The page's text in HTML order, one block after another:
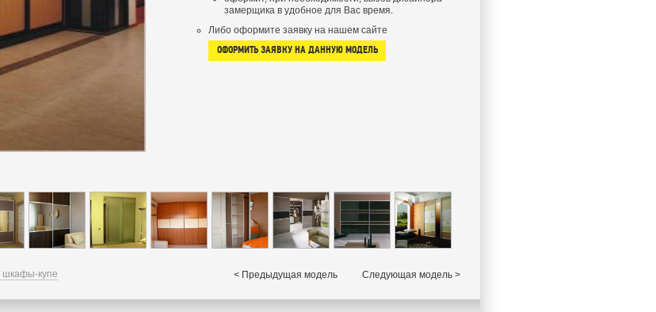
замерщика в удобное для Вас время.
Либо оформите заявку на нашем сайте
ОФОРМИТЬ ЗАЯВКУ НА ДАННУЮ МОДЕЛЬ
шкафы-купе < Предыдущая модель Следующая модель >